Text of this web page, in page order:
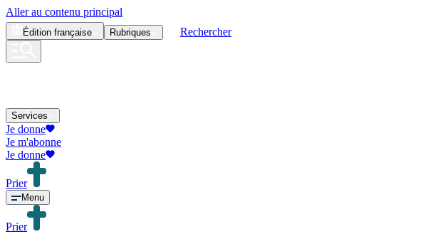
Aller au contenu principal
Édition française Rubriques Rechercher
Services
Je donne
Je m'abonne
Je donne
Prier
Menu
Prier